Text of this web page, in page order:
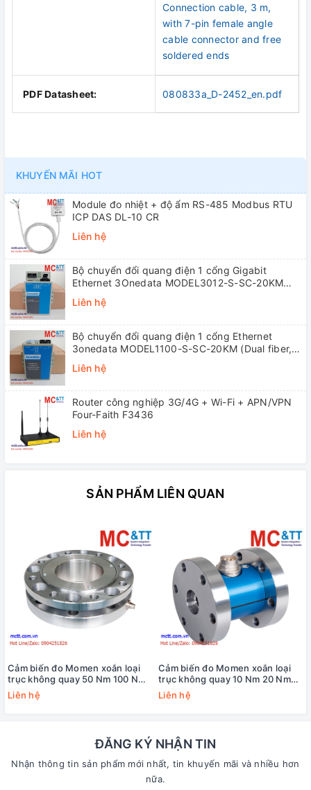
Connection cable, 3 m,
with 7-pin female angle
cable connector and free
soldered ends
PDF Datasheet: 080833a_D-2452_en.pdf
KHUYẾN MÃI HOT
Module đo nhiệt + độ ẩm RS-485 Modbus RTU
ICP DAS DL-10 CR
Liên hệ
Bộ chuyển đổi quang điện 1 cổng Gigabit
Ethernet 3Onedata MODEL3012-S-SC-20KM
Liên hệ
Bộ chuyển đổi quang điện 1 cổng Ethernet
3onedata MODEL1100-S-SC-20KM (Dual fiber,
Liên hệ
Router công nghiệp 3G/4G + Wi-Fi + APN/VPN
Four-Faith F3436
Liên hệ
SẢN PHẨM LIÊN QUAN
Cảm biến đo Momen xoắn loại
trục không quay 50 Nm 100 Nm
200 Nm 500 Nm 1000 Nm 2000
Nm 5000 Nm 10000 Nm Lorenz
Liên hệ
Cảm biến đo Momen xoắn loại
trục không quay 10 Nm 20 Nm
50 Nm 100 Nm 200 Nm 500 Nm
1000 Nm 2000 Nm 5000 Nm
Liên hệ
ĐĂNG KÝ NHẬN TIN
Nhận thông tin sản phẩm mới nhất, tin khuyến mãi và nhiều hơn
nữa.